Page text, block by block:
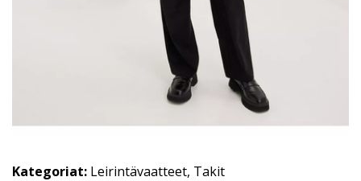
Kategoriat: Leirintävaatteet, Takit